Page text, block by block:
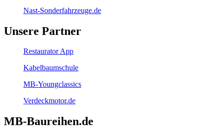
Nast-Sonderfahrzeuge.de
Unsere Partner
Restaurator App
Kabelbaumschule
MB-Youngclassics
Verdeckmotor.de
MB-Baureihen.de